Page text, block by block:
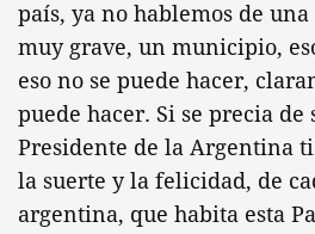
país, ya no hablemos de
muy grave, un municipio,
eso no se puede hacer,
puede hacer. Si se precia de
Presidente de la Argentina
la suerte y la felicidad, de
argentina, que habita esta